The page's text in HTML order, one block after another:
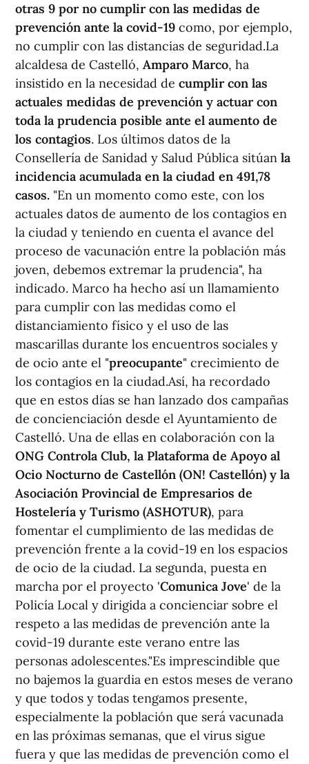
otras 9 por no cumplir con las medidas de
prevención ante la covid-19 como, por ejemplo,
no cumplir con las distancias de seguridad.La
alcaldesa de Castelló, Amparo Marco, ha
insistido en la necesidad de cumplir con las
actuales medidas de prevención y actuar con
toda la prudencia posible ante el aumento de
los contagios. Los últimos datos de la
Consellería de Sanidad y Salud Pública sitúan la
incidencia acumulada en la ciudad en 491,78
casos. "En un momento como este, con los
actuales datos de aumento de los contagios en
la ciudad y teniendo en cuenta el avance del
proceso de vacunación entre la población más
joven, debemos extremar la prudencia", ha
indicado. Marco ha hecho así un llamamiento
para cumplir con las medidas como el
distanciamiento físico y el uso de las
mascarillas durante los encuentros sociales y
de ocio ante el "preocupante" crecimiento de
los contagios en la ciudad.Así, ha recordado
que en estos días se han lanzado dos campañas
de concienciación desde el Ayuntamiento de
Castelló. Una de ellas en colaboración con la
ONG Controla Club, la Plataforma de Apoyo al
Ocio Nocturno de Castellón (ON! Castellón) y la
Asociación Provincial de Empresarios de
Hostelería y Turismo (ASHOTUR), para
fomentar el cumplimiento de las medidas de
prevención frente a la covid-19 en los espacios
de ocio de la ciudad. La segunda, puesta en
marcha por el proyecto 'Comunica Jove' de la
Policía Local y dirigida a concienciar sobre el
respeto a las medidas de prevención ante la
covid-19 durante este verano entre las
personas adolescentes."Es imprescindible que
no bajemos la guardia en estos meses de verano
y que todos y todas tengamos presente,
especialmente la población que será vacunada
en las próximas semanas, que el virus sigue
fuera y que las medidas de prevención como el